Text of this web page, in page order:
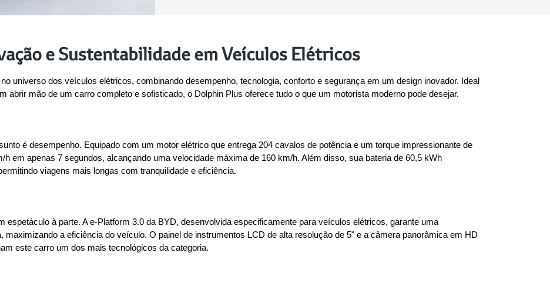
e Sustentabilidade em Veículos Elétricos
universo dos veículos elétricos, combinando desempenho, tecnologia, conforto e segurança em um design inovador. Ideal
abrir mão de um carro completo e sofisticado, o Dolphin Plus oferece tudo o que um motorista moderno pode desejar.
é desempenho. Equipado com um motor elétrico que entrega 204 cavalos de potência e um torque impressionante de
em apenas 7 segundos, alcançando uma velocidade máxima de 160 km/h. Além disso, sua bateria de 60,5 kWh
viagens mais longas com tranquilidade e eficiência.
espetáculo à parte. A e-Platform 3.0 da BYD, desenvolvida especificamente para veículos elétricos, garante uma
maximizando a eficiência do veículo. O painel de instrumentos LCD de alta resolução de 5" e a câmera panorâmica em HD
este carro um dos mais tecnológicos da categoria.